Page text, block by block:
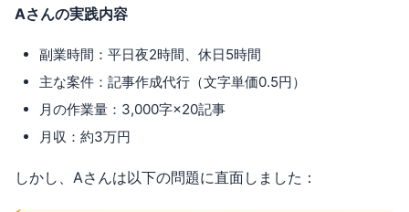
Aさんの実践内容
副業時間：平日夜2時間、休日5時間
主な案件：記事作成代行（文字単価0.5円）
月の作業量：3,000字×20記事
月収：約3万円
しかし、Aさんは以下の問題に直面しました：